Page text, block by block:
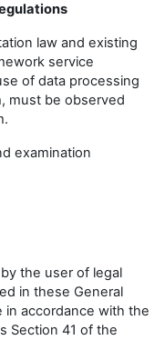
law and existing
service
of data processing
must be observed
examination
the user of legal
in these General
in accordance with the
Section 41 of the